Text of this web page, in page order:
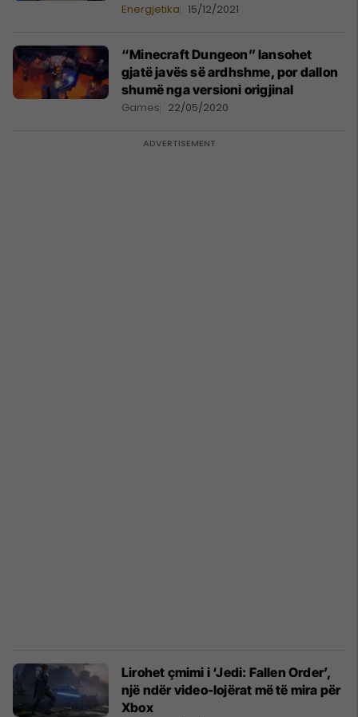
Energjetika 15/12/2021
“Minecraft Dungeon” lansohet
gjatë javës së ardhshme, por dallon
shumë nga versioni origjinal
Games 22/05/2020
Lirohet çmimi i ‘Jedi: Fallen Order’,
një ndër video-lojërat më të mira për
Xbox